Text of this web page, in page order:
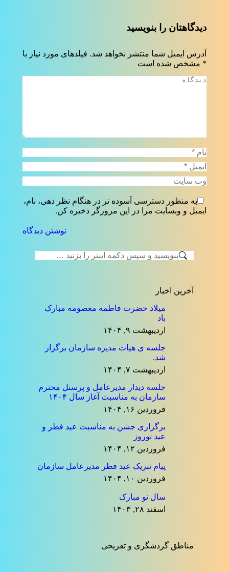
دیدگاهتان را بنویسید
آدرس ایمیل شما منتشر نخواهد شد. فیلدهای مورد نیاز با
* مشخص شده است
دیدگاه
نام *
ایمیل *
وب سایت
به منظور دسترسی آسوده تر در هنگام نظر دهی، نام،
ایمیل و وبسایت مرا در این مرورگر ذخیره کن.
نوشتن دیدگاه
جستجو:
آخرین اخبار
میلاد حضرت فاطمه معصومه مبارک
باد
اردیبهشت ۹, ۱۴۰۴
جلسه ی هیات مدیره سازمان برگزار
شد.
اردیبهشت ۷, ۱۴۰۴
جلسه دیدار مدیرعامل و پرسنل محترم
سازمان به مناسبت آغاز سال ۱۴۰۴
فروردین ۱۶, ۱۴۰۴
برگزاری جشن به مناسبت عید فطر و
عید نوروز
فروردین ۱۲, ۱۴۰۴
پیام تبریک عید فطر مدیرعامل سازمان
فروردین ۱۰, ۱۴۰۴
سال نو مبارک
اسفند ۲۸, ۱۴۰۳
مناطق گردشگری و تفریحی